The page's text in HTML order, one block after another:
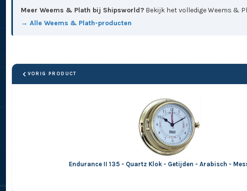
Meer Weems & Plath bij Shipsworld? Bekijk het volledige Weems &
→ Alle Weems & Plath-producten
VORIG PRODUCT
Endurance II 135 - Quartz Klok - Getijden - Arabisch -